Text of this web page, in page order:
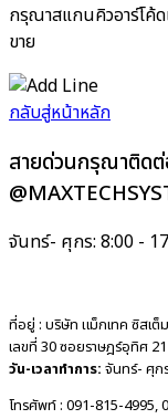
กรุณาสแกนคิวอาร์โค้
ขาย
กลับสู่หน้าหลัก
สายด่วนกรุณาติด
จันทร์- ศุกร: 8:00 -
ที่อยู่ : บริษัท แม็กเทค ซิสเต็
เลขที่ 30 ซอยราษฎร์อุทิศ
วัน-เวลาทำการ: จันทร์- ศุก
โทรศัพท์ : 091-815-4995,